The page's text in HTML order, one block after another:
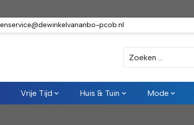
pcob.nl
Vrije Tijd Huis & Tuin Mode